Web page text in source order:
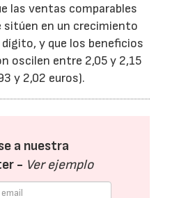
las ventas comparables
sitúen en un crecimiento
y que los beneficios
oscilen entre 2,05 y 2,15
y 2,02 euros).
a nuestra
- Ver ejemplo